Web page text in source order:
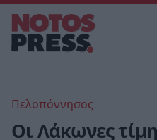
Πελοπόννησος
Οι Λάκωνες